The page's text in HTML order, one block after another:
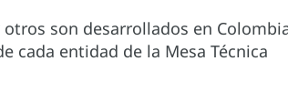
son desarrollados en
cada entidad de la Mesa Técnica